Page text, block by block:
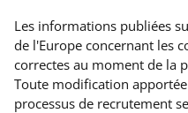
Les informations publiées
de l'Europe concernant les
correctes au moment de la
Toute modification
processus de recrutement